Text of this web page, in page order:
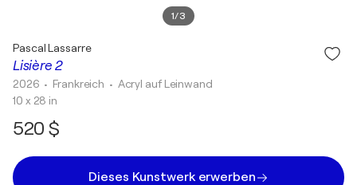
1/3
Lisière 2
Pascal Lassarre
2026 • Frankreich • Acryl auf Leinwand
10 x 28 in
520 $
Dieses Kunstwerk erwerben